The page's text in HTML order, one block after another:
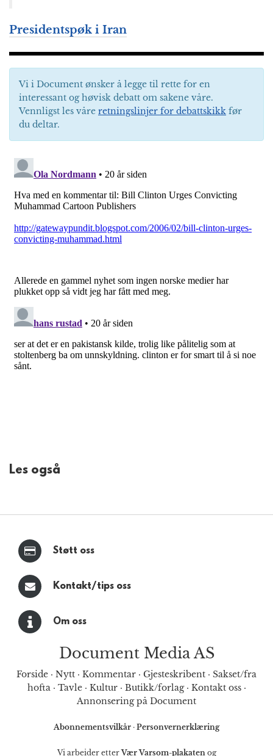
Presidentspøk i Iran
Vi i Document ønsker å legge til rette for en
interessant og høvisk debatt om sakene våre.
Vennligst les våre retningslinjer for debattskikk før
du deltar.
Les også
Støtt oss
Kontakt/tips oss
Om oss
Document Media AS
Forside · Nytt · Kommentar · Gjesteskribent · Sakset/fra
hofta· Tavle· Kultur· Butikk/forlag· Kontakt oss·
Annonsering på Document
Abonnementsvilkår · Personvernerklæring
Vi arbeider etterVær Varsom-plakatenog